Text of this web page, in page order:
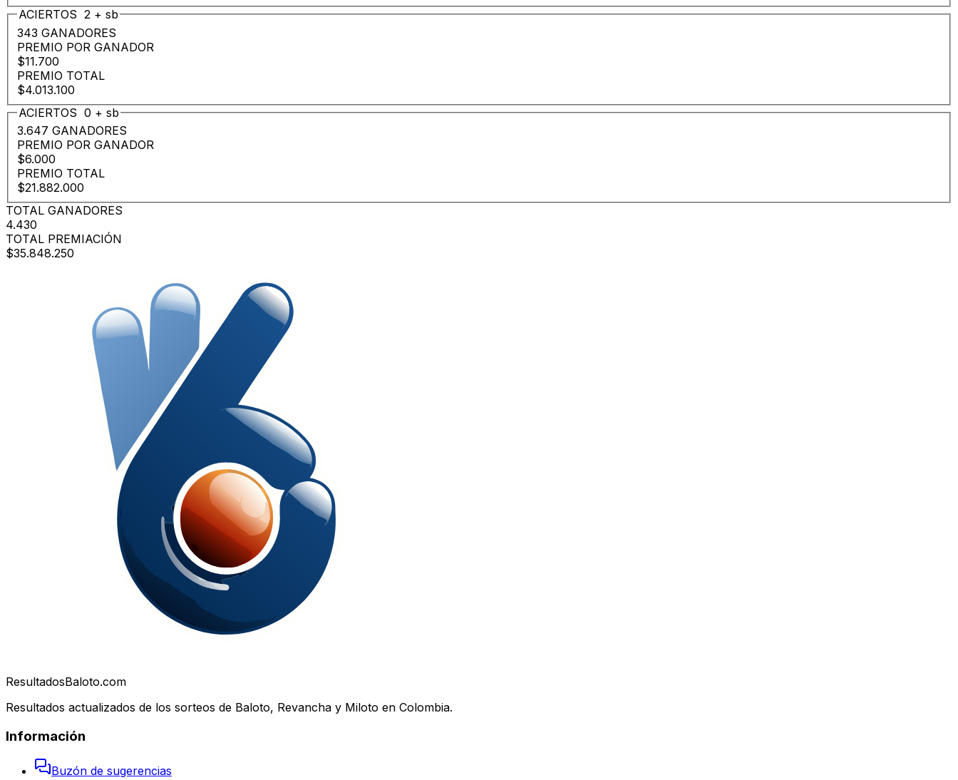
ACIERTOS 2 + sb
343 GANADORES
PREMIO POR GANADOR
$11.700
PREMIO TOTAL
$4.013.100
ACIERTOS 0 + sb
3.647 GANADORES
PREMIO POR GANADOR
$6.000
PREMIO TOTAL
$21.882.000
TOTAL GANADORES
4.430
TOTAL PREMIACIÓN
$35.848.250
ResultadosBaloto.com
Resultados actualizados de los sorteos de Baloto, Revancha y Miloto en Colombia.
Información
Buzón de sugerencias